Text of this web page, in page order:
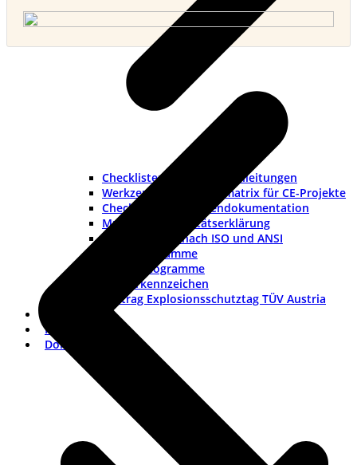
Checklisten und Musteranleitungen
Werkzeuge und Rollenmatrix für CE-Projekte
Checkliste Lieferantendokumentation
Muster-Konformitätserklärung
Warnhinweise nach ISO und ANSI
ISO-Piktogramme
ANSI-Piktogramme
Länderkennzeichen
Vortrag Explosionsschutztag TÜV Austria
FAQ
Dokumentation